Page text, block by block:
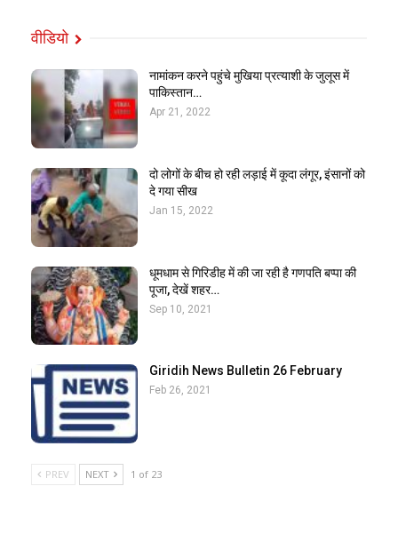
वीडियो
नामांकन करने पहुंचे मुखिया प्रत्याशी के जुलूस में
पाकिस्तान…
Apr 21, 2022
दो लोगों के बीच हो रही लड़ाई में कूदा लंगूर, इंसानों को
दे गया सीख
Jan 15, 2022
धूमधाम से गिरिडीह में की जा रही है गणपति बप्पा की
पूजा, देखें शहर…
Sep 10, 2021
Giridih News Bulletin 26 February
Feb 26, 2021
PREV NEXT 1 of 23